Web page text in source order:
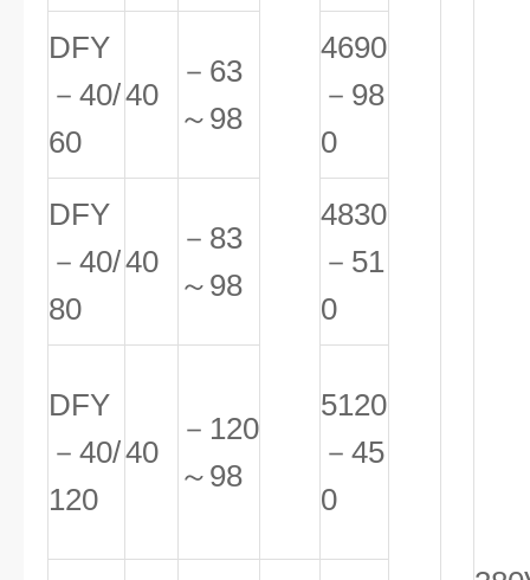
DFY
－40/
60
40
－63
～98
4690
－98
0
DFY
－40/
80
40
－83
～98
4830
－51
0
DFY
－40/
120
40
－120
～98
5120
－45
0